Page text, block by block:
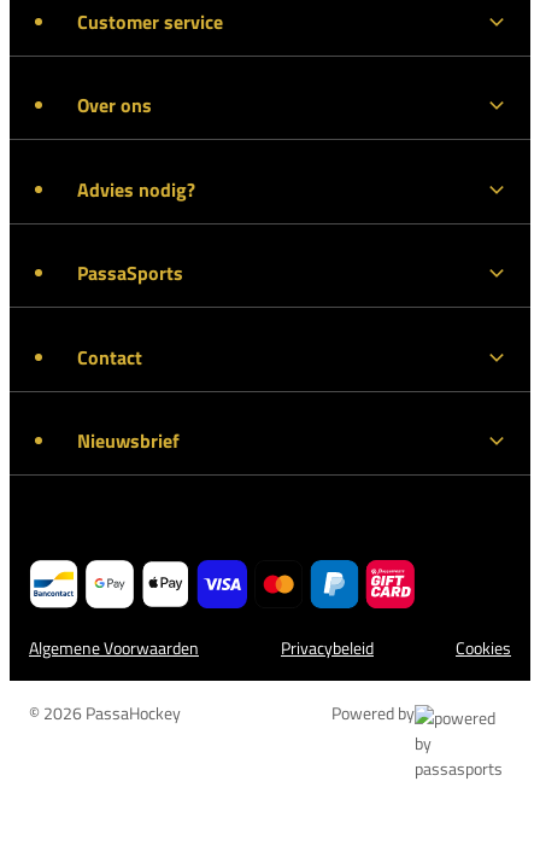
Customer service
Over ons
Advies nodig?
PassaSports
Contact
Nieuwsbrief
Algemene Voorwaarden Privacybeleid Cookies
© 2026 PassaHockey Powered by